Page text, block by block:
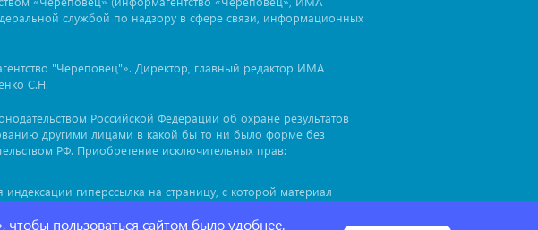
службой по надзору в сфере связи, информационных
"Череповец"». Директор, главный редактор ИМА
С.Н.
Российской Федерации об охране результатов
другими лицами в какой бы то ни было форме без
РФ. Приобретение исключительных прав:
гиперссылка на страницу, с которой материал
пользоваться сайтом было удобнее.